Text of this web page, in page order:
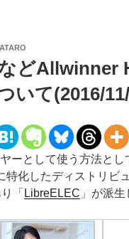
どAllwinner
いて(2016/
ーとして使う方法とし
特化したディストリビ
「 LibreELEC 」が派生